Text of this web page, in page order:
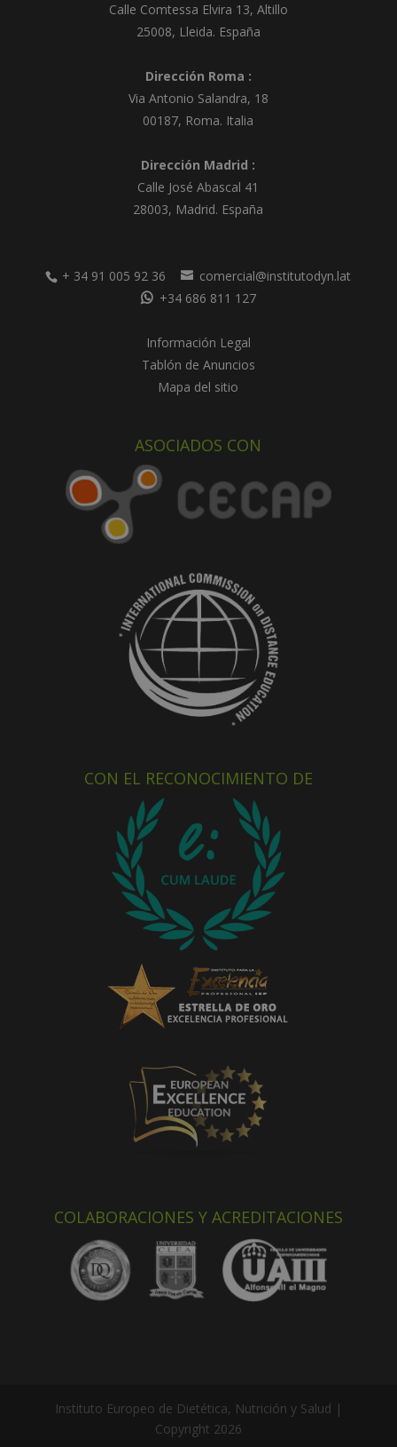
Calle Comtessa Elvira 13, Altillo
25008, Lleida. España
Dirección Roma :
Via Antonio Salandra, 18
00187, Roma. Italia
Dirección Madrid :
Calle José Abascal 41
28003, Madrid. España
+ 34 91 005 92 36
comercial@institutodyn.lat
+34 686 811 127
Información Legal
Tablón de Anuncios
Mapa del sitio
ASOCIADOS CON
CON EL RECONOCIMIENTO DE
COLABORACIONES Y ACREDITACIONES
Instituto Europeo de Dietética, Nutrición y Salud |
Copyright 2026